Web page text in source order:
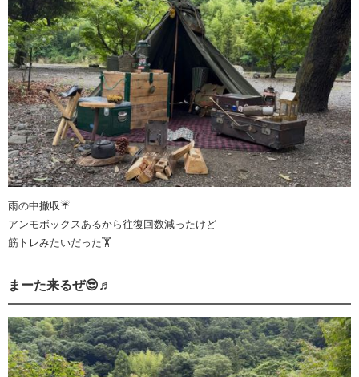
雨の中撤収☔️
アンモボックスあるから往復回数減ったけど
筋トレみたいだった🏋️
まーた来るぜ😎♬